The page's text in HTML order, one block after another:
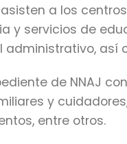
a los
y servicios de
administrativo, así
de NNAJ
y
entre otros.